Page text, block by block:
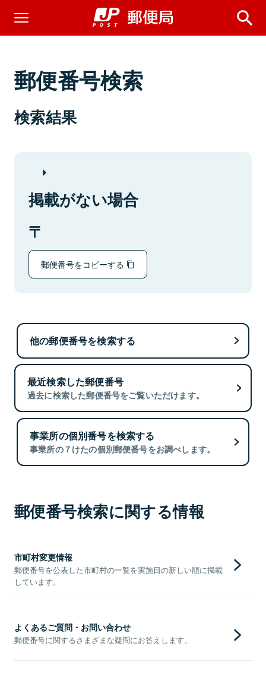
郵便番号検索
検索結果
掲載がない場合
郵便番号をコピーする
他の郵便番号を検索する
最近検索した郵便番号
過去に検索した郵便番号をご覧いただけます。
事業所の個別番号を検索する
事業所の７けたの個別郵便番号をお調べします。
郵便番号検索に関する情報
市町村変更情報
郵便番号を公表した市町村の一覧を実施日の新しい順に掲載
しています。
よくあるご質問・お問い合わせ
郵便番号に関するさまざまな疑問にお答えします。